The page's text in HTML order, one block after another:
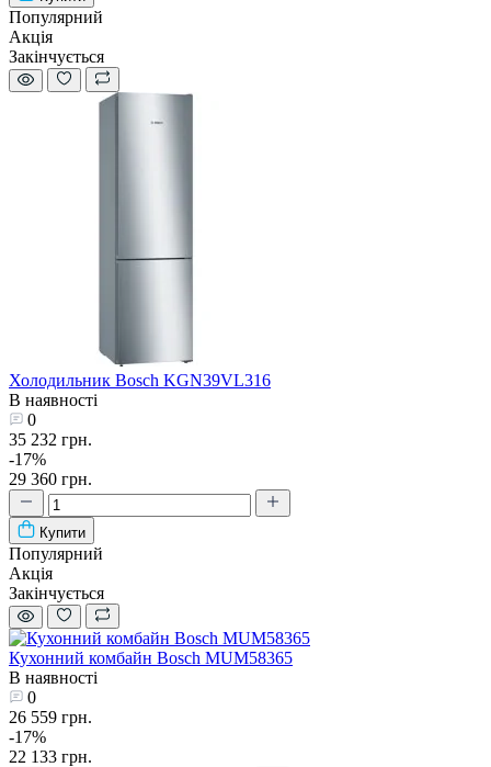
Популярний
Акція
Закінчується
Холодильник Bosch KGN39VL316
В наявності
0
35 232 грн.
-17%
29 360 грн.
Купити
Популярний
Акція
Закінчується
Кухонний комбайн Bosch MUM58365
В наявності
0
26 559 грн.
-17%
22 133 грн.